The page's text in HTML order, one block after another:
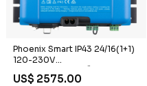
Phoenix Smart IP43 24/16(1+1)
120-230V
PLANCHATILLBEHÖR
US$ 2575.00